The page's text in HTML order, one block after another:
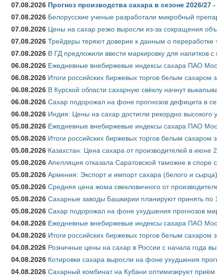
07.08.2026 Прогноз производства сахара в сезоне 2026/
07.08.2026 Белорусские ученые разработали микробный
07.08.2026 Цены на сахар резко выросли из-за сокращения
07.08.2026 Трейдеры теряют доверие к данным о переработке
07.08.2026 В ГД предложили ввести маркировку для напитков
06.08.2026 Ежедневные внебиржевые индексы сахара ПАО
06.08.2026 Итоги российских биржевых торгов белым сахаром
06.08.2026 В Курской области сахарную свёклу начнут
06.08.2026 Сахар подорожал на фоне прогнозов дефицита в
06.08.2026 Индия: Цены на сахар достигли рекордно высокого
05.08.2026 Ежедневные внебиржевые индексы сахара ПАО
05.08.2026 Итоги российских биржевых торгов белым сахаром
05.08.2026 Казахстан: Цена сахара от производителей в июне
05.08.2026 Апелляция отказала Саратовской таможне в
05.08.2026 Армения: Экспорт и импорт сахара (белого и
05.08.2026 Средняя цена жома свекловичного от
05.08.2026 Сахарные заводы Башкирии планируют принять по
05.08.2026 Сахар подорожал на фоне ухудшения прогнозов
04.08.2026 Ежедневные внебиржевые индексы сахара ПАО
04.08.2026 Итоги российских биржевых торгов белым сахаром
04.08.2026 Розничные цены на сахар в России с начала года
04.08.2026 Котировки сахара выросли на фоне ухудшения
04.08.2026 Сахарный комбинат на Кубани оптимизирует приём